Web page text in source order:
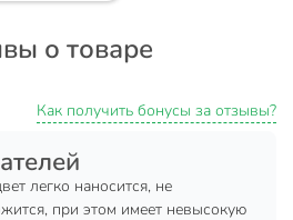
добавки.
спирит.
и прочное основание.
слои удалить, трещины и
о товаре
Как получить бонусы за отзывы?
легко наносится, не
при этом имеет невысокую